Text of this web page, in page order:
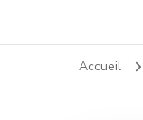
Accueil